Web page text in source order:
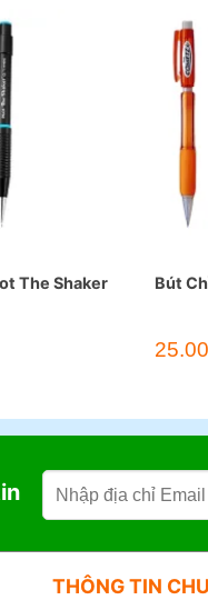
The Shaker
Bút
THÔNG TIN